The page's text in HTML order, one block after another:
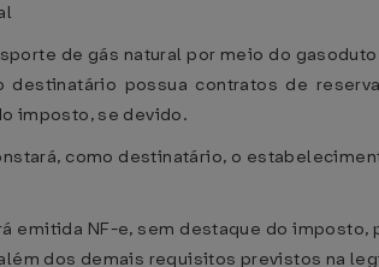
de gás natural por meio do
possua contratos de
imposto, se devido.
como destinatário, o
emitida NF-e, sem destaque do
dos demais requisitos previstos na